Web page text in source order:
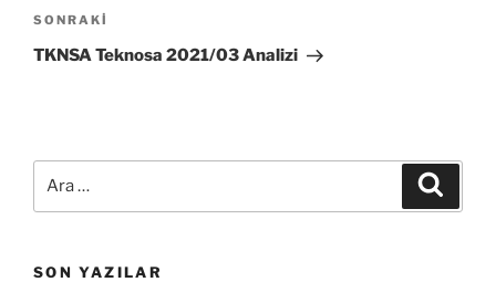
Sonraki
Yazı
SONRAKI
TKNSA Teknosa 2021/03 Analizi
SON YAZILAR